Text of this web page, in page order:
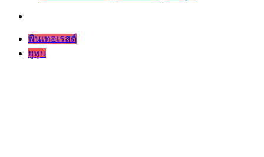
พินเทอเรสต์
ยูทูบ